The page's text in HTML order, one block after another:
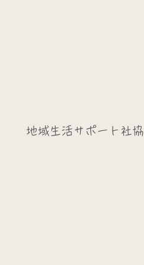
地域生活サポート社協